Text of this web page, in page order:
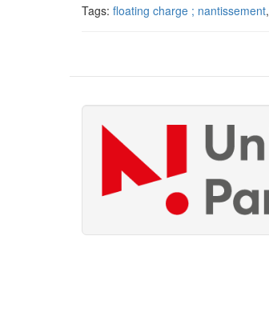
Tags: floating charge ; nantissement,